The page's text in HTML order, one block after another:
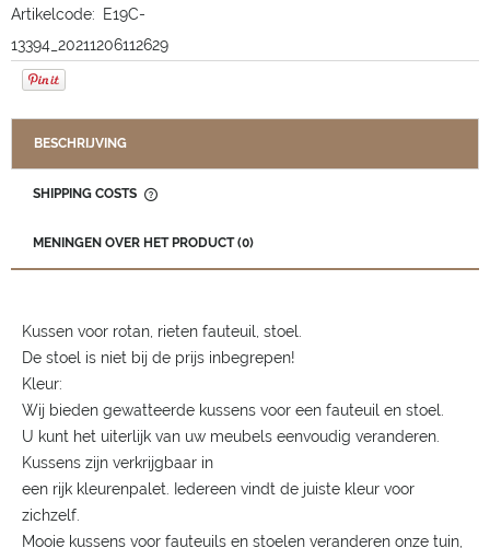
Artikelcode:
E19C-
13394_20211206112629
BESCHRIJVING
SHIPPING COSTS
MENINGEN OVER HET PRODUCT (0)
Kussen voor rotan, rieten fauteuil, stoel.
De stoel is niet bij de prijs inbegrepen!
Kleur:
Wij bieden gewatteerde kussens voor een fauteuil en stoel.
U kunt het uiterlijk van uw meubels eenvoudig veranderen.
Kussens zijn verkrijgbaar in
een rijk kleurenpalet. Iedereen vindt de juiste kleur voor
zichzelf.
Mooie kussens voor fauteuils en stoelen veranderen onze tuin,